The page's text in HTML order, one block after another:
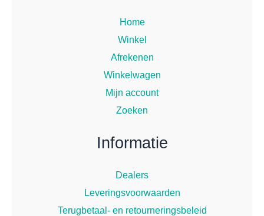
Home
Winkel
Afrekenen
Winkelwagen
Mijn account
Zoeken
Informatie
Dealers
Leveringsvoorwaarden
Terugbetaal- en retourneringsbeleid